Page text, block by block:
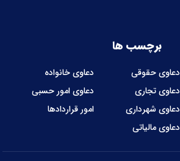
برچسب ها
دعاوی حقوقی
دعاوی خانواده
دعاوی تجاری
دعاوی امور حسبی
دعاوی شهرداری
امور قراردادها
دعاوی مالیاتی